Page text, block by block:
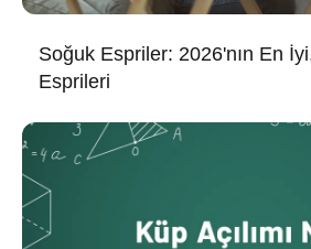
Soğuk Espriler: 2026'nın En
Esprileri